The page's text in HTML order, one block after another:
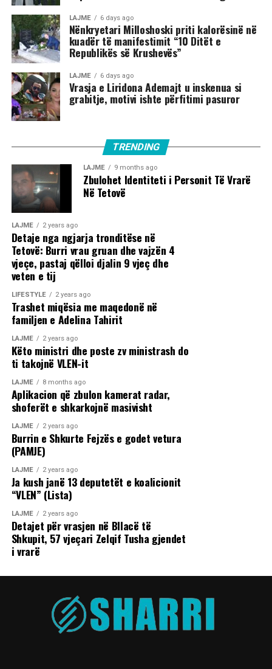
LAJME 6 days ago
Nënkryetari Milloshoski priti kalorësinë në
kuadër të manifestimit “10 Ditët e
Republikës së Krushevës”
LAJME 6 days ago
Vrasja e Liridona Ademajt u inskenua si
grabitje, motivi ishte përfitimi pasuror
TRENDING
LAJME 9 months ago
Zbulohet Identiteti i Personit Të Vrarë
Në Tetovë
LAJME 2 years ago
Detaje nga ngjarja tronditëse në
Tetovë: Burri vrau gruan dhe vajzën 4
vjeçe, pastaj qëlloi djalin 9 vjeç dhe
veten e tij
LIFESTYLE 2 years ago
Trashet miqësia me maqedonë në
familjen e Adelina Tahirit
LAJME 2 years ago
Këto ministri dhe poste zv ministrash do
ti takojnë VLEN-it
LAJME 8 months ago
Aplikacion që zbulon kamerat radar,
shoferët e shkarkojnë masivisht
LAJME 2 years ago
Burrin e Shkurte Fejzës e godet vetura
(PAMJE)
LAJME 2 years ago
Ja kush janë 13 deputetët e koalicionit
“VLEN” (Lista)
LAJME 2 years ago
Detajet për vrasjen në Bllacë të
Shkupit, 57 vjeçari Zelqif Tusha gjendet
i vrarë